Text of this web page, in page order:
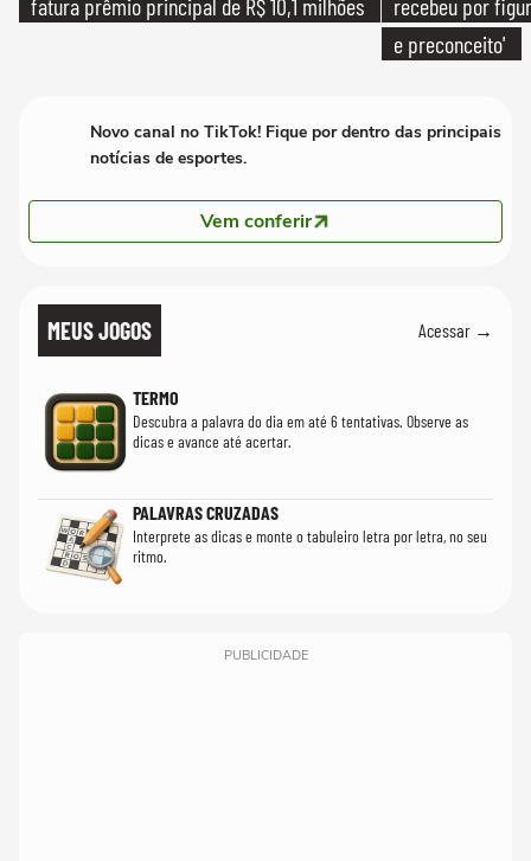
e preconceito'
Novo canal no TikTok! Fique por dentro das principais
notícias de esportes.
Vem conferir
MEUS JOGOS Acessar →
TERMO
Descubra a palavra do dia em até 6 tentativas. Observe as
dicas e avance até acertar.
PALAVRAS CRUZADAS
Interprete as dicas e monte o tabuleiro letra por letra, no seu
ritmo.
PUBLICIDADE